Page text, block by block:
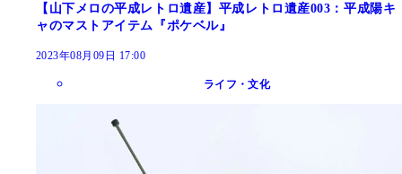
【山下メロの平成レトロ遺産】平成レトロ遺産003：平成陽キ
ャのマストアイテム『ポケベル』
2023年08月09日 17:00
ライフ・文化